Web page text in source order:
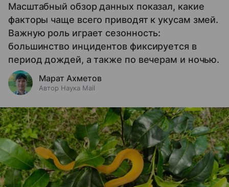
Масштабный обзор данных показал, какие
факторы чаще всего приводят к укусам змей.
Важную роль играет сезонность:
большинство инцидентов фиксируется в
период дождей, а также по вечерам и ночью.
Марат Ахметов
Автор Наука Mail